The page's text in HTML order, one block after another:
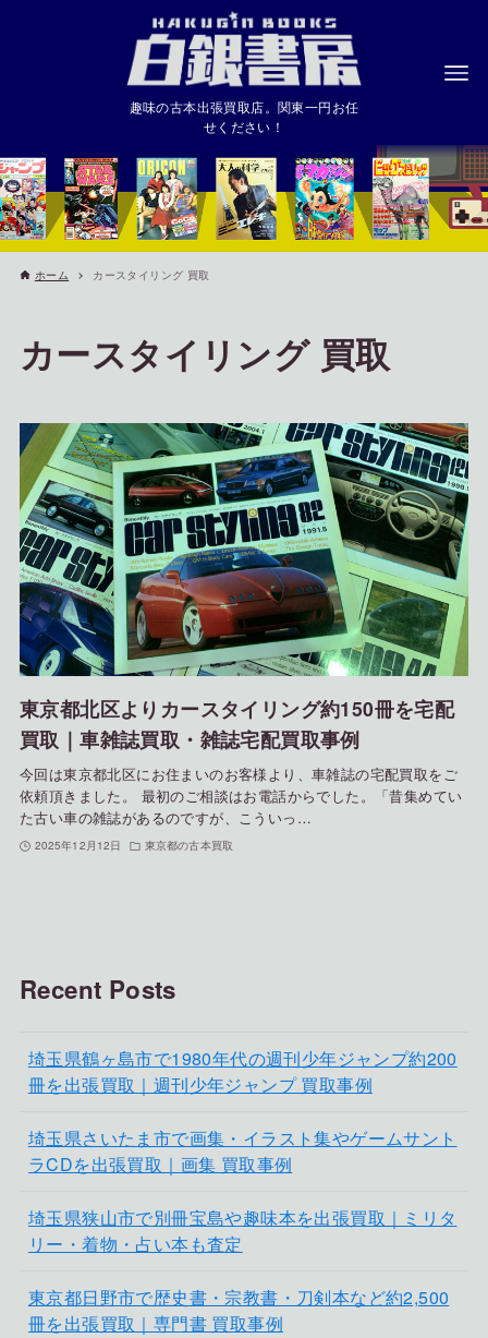
趣味の古本出張買取店。関東一円お任
せください！
ホーム カースタイリング 買取
カースタイリング 買取
東京都北区よりカースタイリング約150冊を宅配
買取｜車雑誌買取・雑誌宅配買取事例
今回は東京都北区にお住まいのお客様より、車雑誌の宅配買取をご
依頼頂きました。 最初のご相談はお電話からでした。「昔集めてい
た古い車の雑誌があるのですが、こういっ…
2025年12月12日 東京都の古本買取
Recent Posts
埼玉県鶴ヶ島市で1980年代の週刊少年ジャンプ約200
冊を出張買取｜週刊少年ジャンプ 買取事例
埼玉県さいたま市で画集・イラスト集やゲームサント
ラCDを出張買取｜画集 買取事例
埼玉県狭山市で別冊宝島や趣味本を出張買取｜ミリタ
リー・着物・占い本も査定
東京都日野市で歴史書・宗教書・刀剣本など約2,500
冊を出張買取｜専門書 買取事例